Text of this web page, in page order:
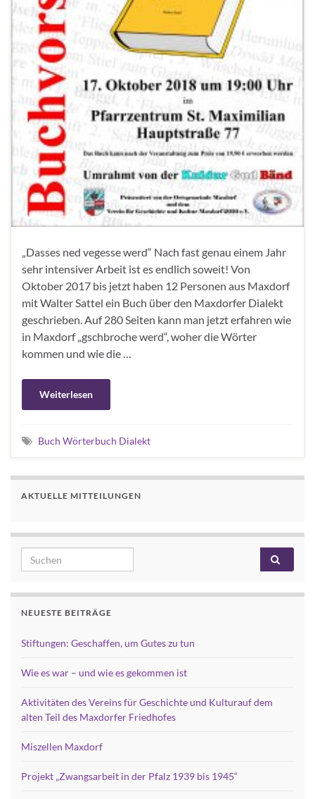
„Dasses ned vegesse werd“ Nach fast genau einem Jahr
sehr intensiver Arbeit ist es endlich soweit! Von
Oktober 2017 bis jetzt haben 12 Personen aus Maxdorf
mit Walter Sattel ein Buch über den Maxdorfer Dialekt
geschrieben. Auf 280 Seiten kann man jetzt erfahren wie
in Maxdorf „gschbroche werd“, woher die Wörter
kommen und wie die …
Weiterlesen
Buch Wörterbuch Dialekt
AKTUELLE MITTEILUNGEN
Search for:
NEUESTE BEITRÄGE
Stiftungen: Geschaffen, um Gutes zu tun
Wie es war – und wie es gekommen ist
Aktivitäten des Vereins für Geschichte und Kulturauf dem
alten Teil des Maxdorfer Friedhofes
Miszellen Maxdorf
Projekt „Zwangsarbeit in der Pfalz 1939 bis 1945“